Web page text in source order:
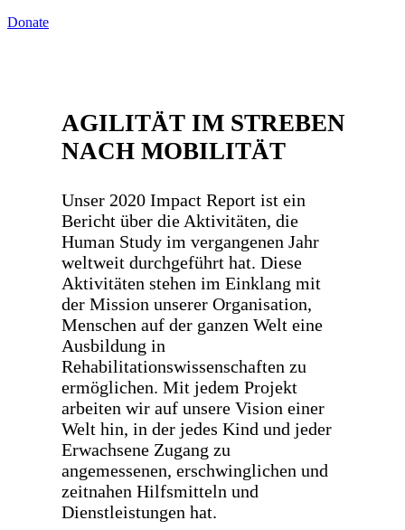
Donate
AGILITÄT IM STREBEN
NACH MOBILITÄT
Unser 2020 Impact Report ist ein
Bericht über die Aktivitäten, die
Human Study im vergangenen Jahr
weltweit durchgeführt hat. Diese
Aktivitäten stehen im Einklang mit
der Mission unserer Organisation,
Menschen auf der ganzen Welt eine
Ausbildung in
Rehabilitationswissenschaften zu
ermöglichen. Mit jedem Projekt
arbeiten wir auf unsere Vision einer
Welt hin, in der jedes Kind und jeder
Erwachsene Zugang zu
angemessenen, erschwinglichen und
zeitnahen Hilfsmitteln und
Dienstleistungen hat.